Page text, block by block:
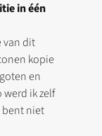
in één
van dit
kopie
en
ik zelf
bent niet